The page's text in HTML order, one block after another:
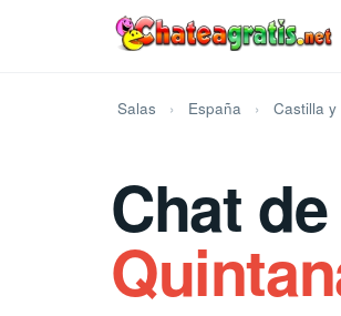
Salas España Castilla y
Chat de